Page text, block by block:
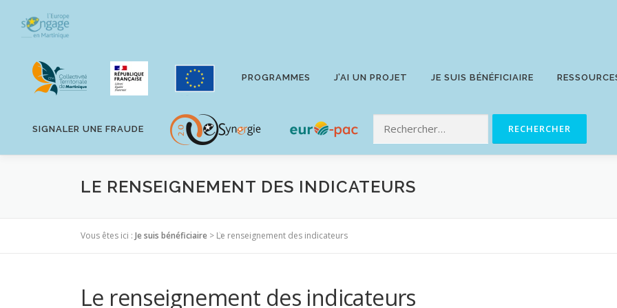
contenu
PROGRAMMES J’AI UN PROJET JE SUIS BÉNÉFICIAIRE
SIGNALER UNE FRAUDE
LE RENSEIGNEMENT DES INDICATEURS
Vous êtes ici : Je suis bénéficiaire > Le renseignement des indicateurs
Le renseignement des indicateurs